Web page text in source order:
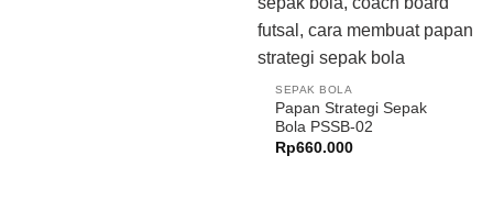
SEPAK BOLA
Papan Strategi Sepak
Bola PSSB-02
Rp660.000